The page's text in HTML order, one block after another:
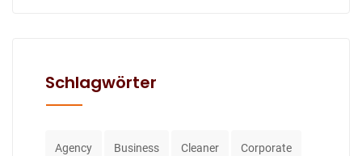
Schlagwörter
Agency Business Cleaner Corporate